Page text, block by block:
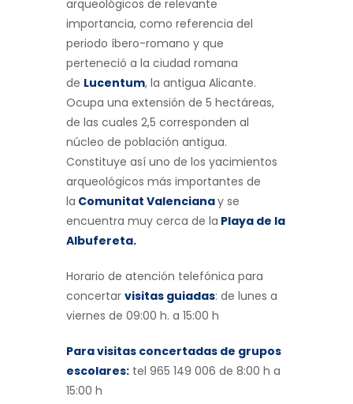
arqueológicos de relevante
importancia, como referencia del
periodo íbero-romano y que
perteneció a la ciudad romana
de Lucentum, la antigua Alicante.
Ocupa una extensión de 5 hectáreas,
de las cuales 2,5 corresponden al
núcleo de población antigua.
Constituye así uno de los yacimientos
arqueológicos más importantes de
la Comunitat Valencianay se
encuentra muy cerca de la Playa de la
Albufereta.
Horario de atención telefónica para
concertar visitas guiadas: de lunes a
viernes de 09:00 h. a 15:00 h
Para visitas concertadas de grupos
escolares: tel 965 149 006 de 8:00 h a
15:00 h